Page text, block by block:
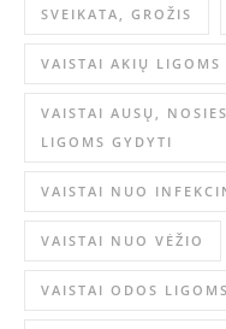
SVEIKATA, GROŽIS
VAISTAI AKIŲ LIGOMS
VAISTAI AUSŲ,
LIGOMS GYDYTI
VAISTAI NUO
VAISTAI NUO VĖŽIO
VAISTAI ODOS